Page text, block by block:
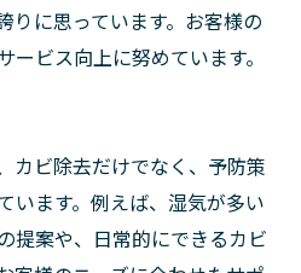
りに思っています。お客様の
ビス向上に努めています。
カビ除去だけでなく、予防策
います。例えば、湿気が多い
提案や、日常的にできるカビ